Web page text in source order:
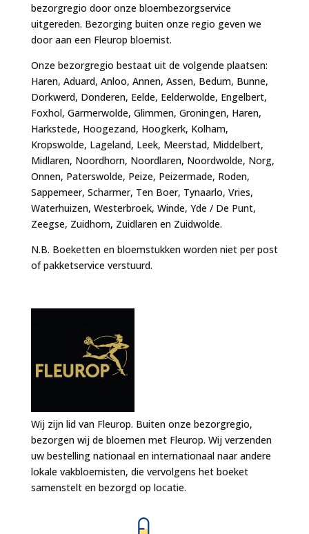
bezorgregio door onze bloembezorgservice
uitgereden. Bezorging buiten onze regio geven we
door aan een Fleurop bloemist.
Onze bezorgregio bestaat uit de volgende plaatsen:
Haren, Aduard, Anloo, Annen, Assen, Bedum, Bunne,
Dorkwerd, Donderen, Eelde, Eelderwolde, Engelbert,
Foxhol, Garmerwolde, Glimmen, Groningen, Haren,
Harkstede, Hoogezand, Hoogkerk, Kolham,
Kropswolde, Lageland, Leek, Meerstad, Middelbert,
Midlaren, Noordhorn, Noordlaren, Noordwolde, Norg,
Onnen, Paterswolde, Peize, Peizermade, Roden,
Sappemeer, Scharmer, Ten Boer, Tynaarlo, Vries,
Waterhuizen, Westerbroek, Winde, Yde / De Punt,
Zeegse, Zuidhorn, Zuidlaren en Zuidwolde.
N.B. Boeketten en bloemstukken worden niet per post
of pakketservice verstuurd.
Wij zijn lid van Fleurop. Buiten onze bezorgregio,
bezorgen wij de bloemen met Fleurop. Wij verzenden
uw bestelling nationaal en internationaal naar andere
lokale vakbloemisten, die vervolgens het boeket
samenstelt en bezorgd op locatie.